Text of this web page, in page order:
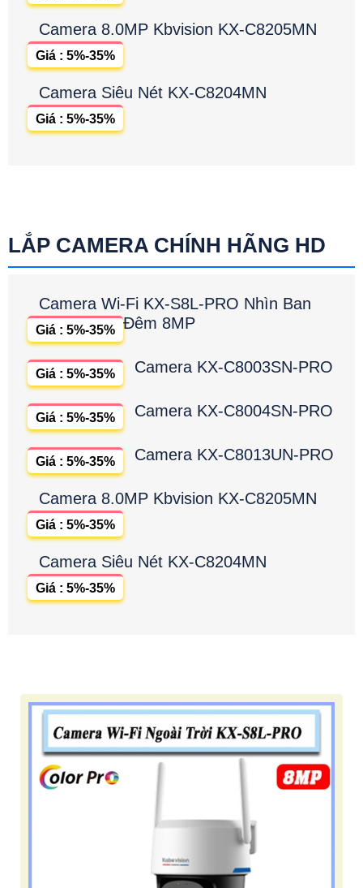
Camera 8.0MP Kbvision KX-C8205MN
Giá : 5%-35%
Camera Siêu Nét KX-C8204MN
Giá : 5%-35%
LẮP CAMERA CHÍNH HÃNG HD
Camera Wi-Fi KX-S8L-PRO Nhìn Ban
Đêm 8MP
Giá : 5%-35%
Camera KX-C8003SN-PRO
Giá : 5%-35%
Camera KX-C8004SN-PRO
Giá : 5%-35%
Camera KX-C8013UN-PRO
Giá : 5%-35%
Camera 8.0MP Kbvision KX-C8205MN
Giá : 5%-35%
Camera Siêu Nét KX-C8204MN
Giá : 5%-35%